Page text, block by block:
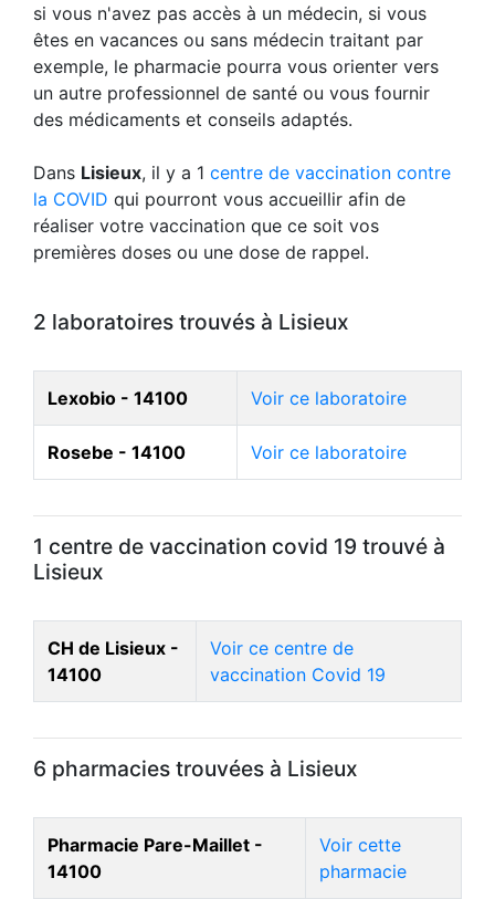
si vous n'avez pas accès à un médecin, si vous
êtes en vacances ou sans médecin traitant par
exemple, le pharmacie pourra vous orienter vers
un autre professionnel de santé ou vous fournir
des médicaments et conseils adaptés.
Dans Lisieux, il y a 1 centre de vaccination contre
la COVID qui pourront vous accueillir afin de
réaliser votre vaccination que ce soit vos
premières doses ou une dose de rappel.
2 laboratoires trouvés à Lisieux
Lexobio - 14100 Voir ce laboratoire
Rosebe - 14100 Voir ce laboratoire
1 centre de vaccination covid 19 trouvé à
Lisieux
CH de Lisieux -
14100
Voir ce centre de
vaccination Covid 19
6 pharmacies trouvées à Lisieux
Pharmacie Pare-Maillet -
14100
Voir cette
pharmacie